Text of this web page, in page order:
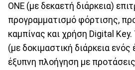
ONE (με δεκαετή διάρκεια)
προγραμματισμό φόρτισης,
καμπίνας και χρήση Digital
(με δοκιμαστική διάρκεια
έξυπνη πλοήγηση με